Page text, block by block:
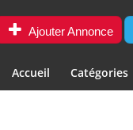
Ajouter Annonce
Accueil Catégories